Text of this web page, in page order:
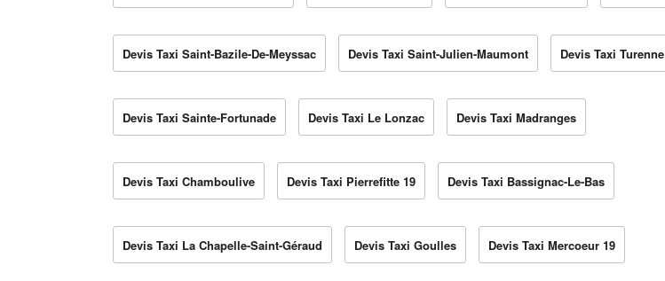
Devis Taxi Saint-Bazile-De-Meyssac Devis Taxi Saint-Julien-Maumont Devis Taxi Turenne
Devis Taxi Sainte-Fortunade Devis Taxi Le Lonzac Devis Taxi Madranges
Devis Taxi Chamboulive Devis Taxi Pierrefitte 19 Devis Taxi Bassignac-Le-Bas
Devis Taxi La Chapelle-Saint-Géraud Devis Taxi Goulles Devis Taxi Mercoeur 19